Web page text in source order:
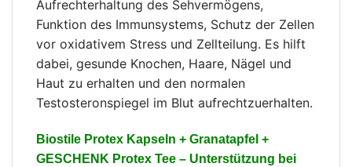
Aufrechterhaltung des Sehvermögens,
Funktion des Immunsystems, Schutz der Zellen
vor oxidativem Stress und Zellteilung. Es hilft
dabei, gesunde Knochen, Haare, Nägel und
Haut zu erhalten und den normalen
Testosteronspiegel im Blut aufrechtzuerhalten.
Biostile Protex Kapseln + Granatapfel +
GESCHENK Protex Tee – Unterstützung bei